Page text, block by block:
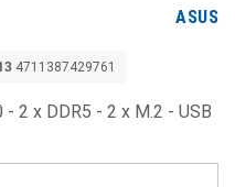
ASUS
4711387429761
2 x DDR5 - 2 x M.2 - USB